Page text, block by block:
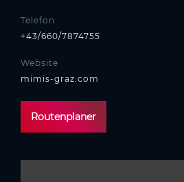
Telefon
+43/660/7874755
Website
mimis-graz.com
Routenplaner